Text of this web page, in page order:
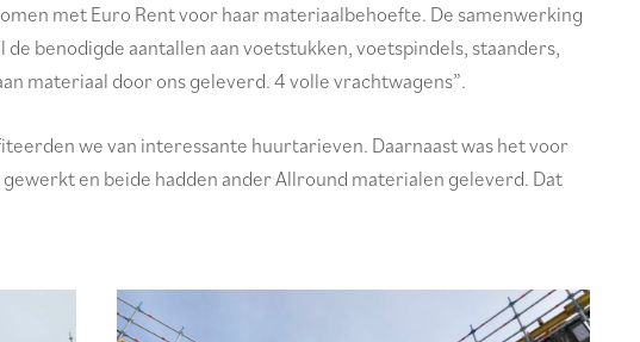
met Euro Rent voor haar materiaalbehoefte. De samenwerking
benodigde aantallen aan voetstukken, voetspindels, staanders,
materiaal door ons geleverd. 4 volle vrachtwagens”.
we van interessante huurtarieven. Daarnaast was het voor
en beide hadden ander Allround materialen geleverd. Dat